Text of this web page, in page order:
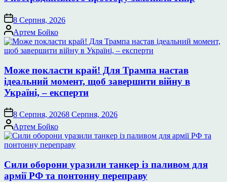
8 Серпня, 2026
Опубліковано
Артем Бойко
Може покласти край! Для Трампа настав
ідеальний момент, щоб завершити війну в
Україні, – експерти
8 Серпня, 20268 Серпня, 2026
Опубліковано
Артем Бойко
Сили оборони уразили танкер із паливом для
армії РФ та понтонну переправу